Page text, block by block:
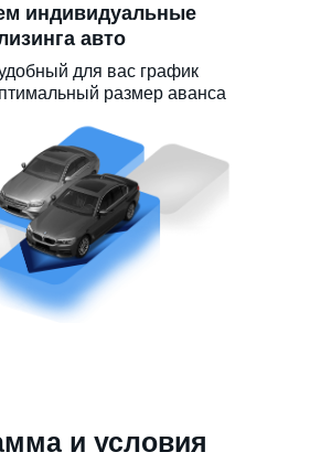
индивидуальные
авто
для вас график
размер аванса
и условия